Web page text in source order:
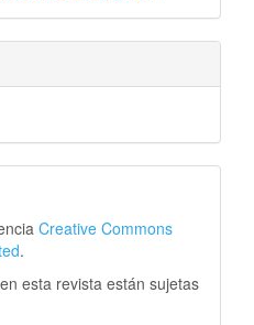
Creative Commons
.
esta revista están sujetas